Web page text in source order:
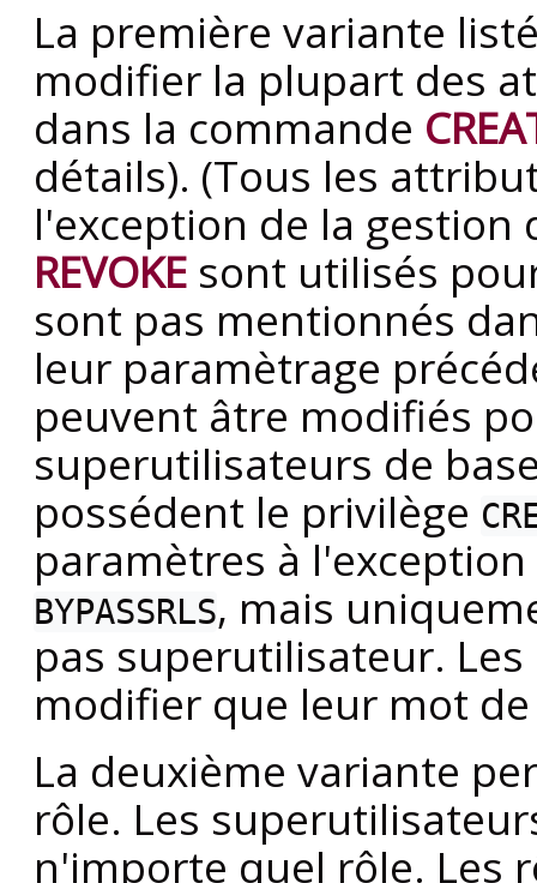
La première variante
modifier la plupart des
dans la commande
détails). (Tous les
l'exception de la
REVOKE sont utilisés
sont pas mentionnés
leur paramètrage
peuvent âtre modifiés
superutilisateurs de
possédent le privilège
paramètres à
BYPASSRLS, mais
pas superutilisateur.
modifier que leur mot
La deuxième variante
rôle. Les
n'importe quel rôle. Les